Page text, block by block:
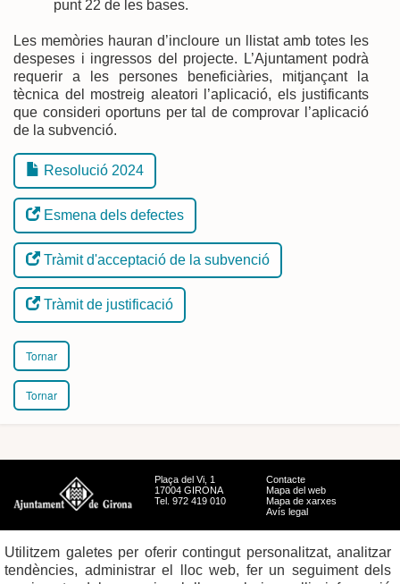
punt 22 de les bases.
Les memòries hauran d’incloure un llistat amb totes les
despeses i ingressos del projecte. L’Ajuntament podrà
requerir a les persones beneficiàries, mitjançant la
tècnica del mostreig aleatori l’aplicació, els justificants
que consideri oportuns per tal de comprovar l’aplicació
de la subvenció.
Resolució 2024
Esmena dels defectes
Tràmit d'acceptació de la subvenció
Tràmit de justificació
Tornar
Tornar
Plaça del Vi, 1
17004 GIRONA
Tel. 972 419 010
Contacte
Mapa del web
Mapa de xarxes
Avís legal
Utilitzem galetes per oferir contingut personalitzat, analitzar
tendències, administrar el lloc web, fer un seguiment dels